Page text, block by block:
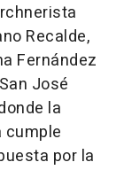
Recalde,
Fernández
José
la
por la